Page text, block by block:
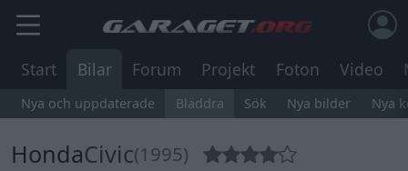
Start Bilar Forum Projekt Foton Video
Nya och uppdaterade Bläddra Sök Nya bilder Nya
HondaCivic(1995)